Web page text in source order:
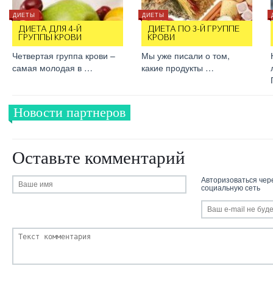
ДИЕТЫ
ДИЕТА ДЛЯ 4-Й
ГРУППЫ КРОВИ
Четвертая группа крови –
самая молодая в …
ДИЕТЫ
ДИЕТА ПО 3-Й ГРУППЕ
КРОВИ
Мы уже писали о том,
какие продукты …
Новости партнеров
Оставьте комментарий
Авторизоваться
социальную сеть